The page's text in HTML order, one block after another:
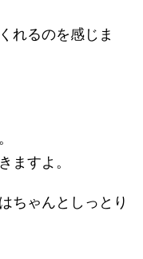
れるのを感じま
ますよ。
ちゃんとしっとり